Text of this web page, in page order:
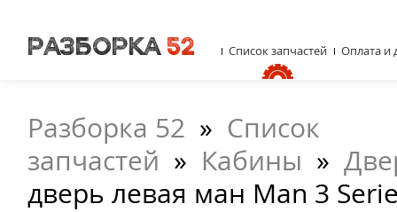
Разборка 52 » Список
запчастей » Кабины »
дверь левая ман Man 3
Список запчастей Оплата и